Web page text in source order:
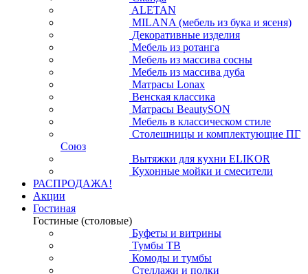
ALETAN
MILANA (мебель из бука и ясеня)
Декоративные изделия
Мебель из ротанга
Мебель из массива сосны
Мебель из массива дуба
Матрасы Lonax
Венская классика
Матрасы BeautySON
Мебель в классическом стиле
Столешницы и комплектующие ПГ
Союз
Вытяжки для кухни ELIKOR
Кухонные мойки и смесители
РАСПРОДАЖА!
Акции
Гостиная
Гостиные (столовые)
Буфеты и витрины
Тумбы ТВ
Комоды и тумбы
Стеллажи и полки